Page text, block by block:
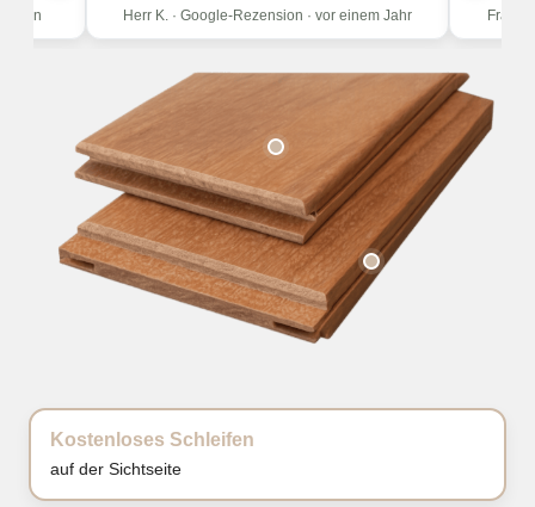
Herr K. · Google-Rezension · vor einem Jahr Frau
Kostenloses Schleifen
auf der Sichtseite